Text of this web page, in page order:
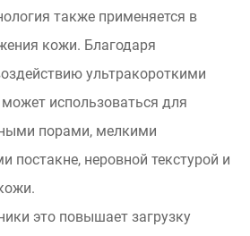
также применяется в
кожи. Благодаря
ультракороткими
использоваться для
порами, мелкими
постакне, неровной текстурой и
это повышает загрузку